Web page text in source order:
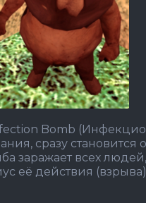
Bomb
сразу становится
заражает всех
её действия